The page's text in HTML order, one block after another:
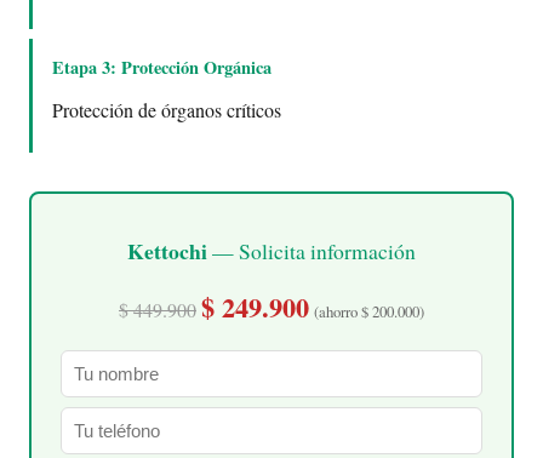
Etapa 3: Protección Orgánica
Protección de órganos críticos
Kettochi— Solicita información
$ 449.900$ 249.900 (ahorro $ 200.000)